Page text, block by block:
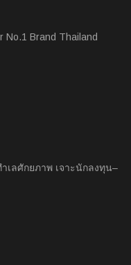
No.1 Brand Thailand
เลศักยภาพ เจาะนักลงทุน–